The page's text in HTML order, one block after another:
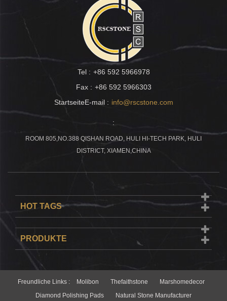
Tel : +86 592 5966978
Fax : +86 592 5966303
StartseiteE-mail : info@rscstone.com
:
ROOM 805,NO.388 QISHAN ROAD, HULI HI-TECH PARK, HULI
DISTRICT, XIAMEN,CHINA
HOT TAGS
PRODUKTE
Freundliche Links : Molibon Thefaithstone
Marshomedecor
Diamond Polishing Pads
Natural Stone Manufacturer